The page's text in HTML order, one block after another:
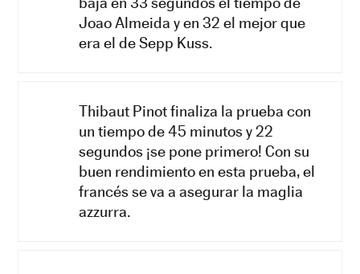
Joao Almeida y en 32 el mejor que
era el de Sepp Kuss.
Thibaut Pinot finaliza la prueba con
un tiempo de 45 minutos y 22
segundos ¡se pone primero! Con su
buen rendimiento en esta prueba, el
francés se va a asegurar la maglia
azzurra.